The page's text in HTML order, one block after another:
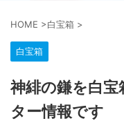
HOME >白宝箱 >
白宝箱
神緋の鎌を白
ター情報です